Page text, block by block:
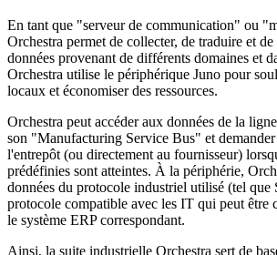
En tant que "serveur de communication" ou
Orchestra permet de collecter, de traduire et de
données provenant de différents domaines et
Orchestra utilise le périphérique Juno pour
locaux et économiser des ressources.
Orchestra peut accéder aux données de la
son "Manufacturing Service Bus" et demander
l'entrepôt (ou directement au fournisseur)
prédéfinies sont atteintes. À la périphérie,
données du protocole industriel utilisé (tel que
protocole compatible avec les IT qui peut être
le système ERP correspondant.
Ainsi, la suite industrielle Orchestra sert de